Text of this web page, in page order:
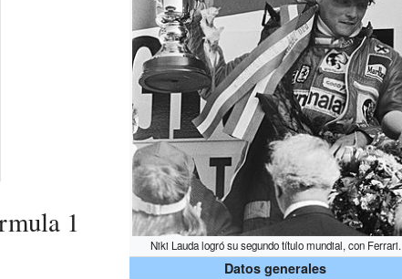
Niki Lauda logró su segundo título mundial, con Ferrari.
Datos generales
1